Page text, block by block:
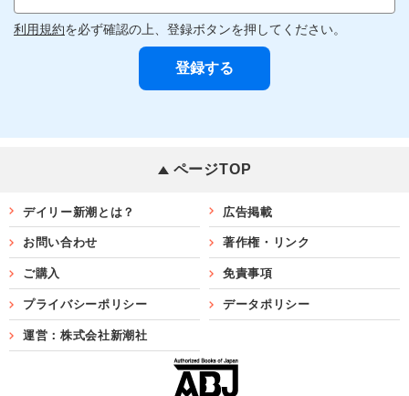
利用規約を必ず確認の上、登録ボタンを押してください。
ページTOP
デイリー新潮とは？ 広告掲載
お問い合わせ 著作権・リンク
ご購入 免責事項
プライバシーポリシー データポリシー
運営：株式会社新潮社